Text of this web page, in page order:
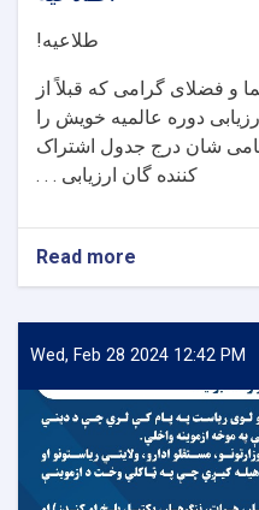
طلاعیه!
و فضلای گرامی که قبلاً از
دوره عالمیه خویش را
شان درج جدول اشتراک
کننده گان ارزیابی . . .
Read more
طلاعیه!
Wed, Feb 28 2024 12:42 PM